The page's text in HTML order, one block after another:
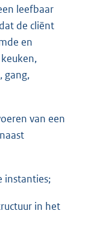
leefbaar
de cliënt
en
gang,
van een
instanties;
in het